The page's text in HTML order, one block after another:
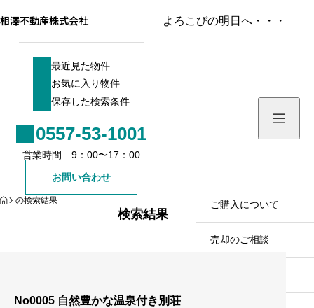
売買戸建て
売買土地
ご購入について
売却のご相談
相澤不動産株式会社 よろこびの明日へ・・・
最近見た物件
お気に入り物件
保存した検索条件
0557-53-1001
営業時間 9：00〜17：00
お問い合わせ
HOME
の検索結果
検索結果
No0005 自然豊かな温泉付き別荘